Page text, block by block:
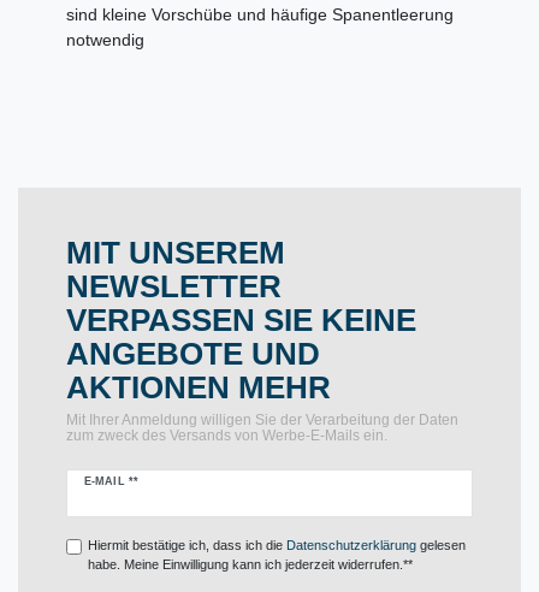
sind kleine Vorschübe und häufige Spanentleerung
notwendig
MIT UNSEREM
NEWSLETTER
VERPASSEN SIE KEINE
ANGEBOTE UND
AKTIONEN MEHR
Mit Ihrer Anmeldung willigen Sie der Verarbeitung der Daten
zum zweck des Versands von Werbe-E-Mails ein.
E-MAIL **
Newsletter
Hiermit bestätige ich, dass ich die Daten­schutz­erklärunggelesen
habe. Meine Einwilligung kann ich jederzeit widerrufen.**